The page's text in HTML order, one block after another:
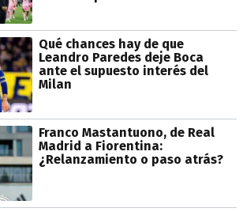
Qué chances hay de que
Leandro Paredes deje Boca
ante el supuesto interés del
Milan
Franco Mastantuono, de Real
Madrid a Fiorentina:
¿Relanzamiento o paso atrás?